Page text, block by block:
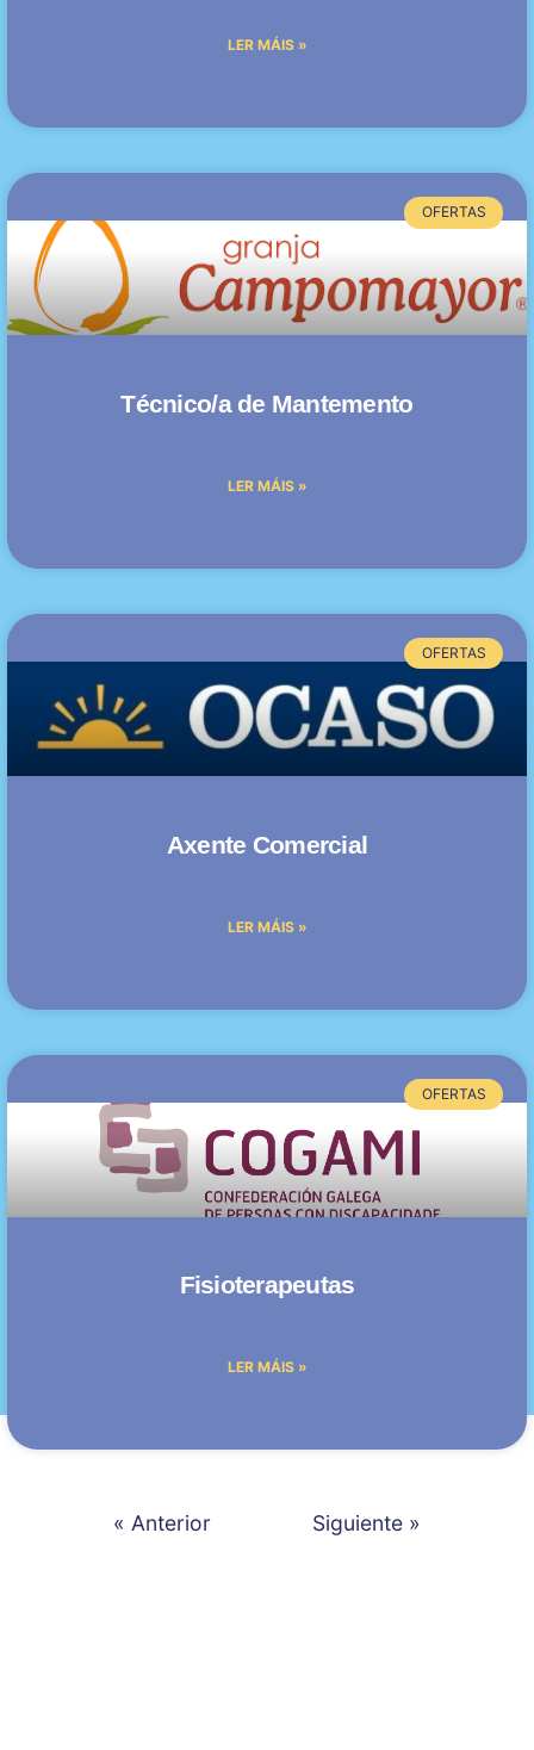
LER MÁIS »
OFERTAS
Técnico/a de Mantemento
LER MÁIS »
OFERTAS
Axente Comercial
LER MÁIS »
OFERTAS
Fisioterapeutas
LER MÁIS »
« Anterior Siguiente »